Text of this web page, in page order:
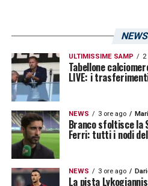
NEWS
ULTIMISSIME SAMP 2
Tabellone
LIVE: i
NEWS 3 ore ago
Branco sfoltisce la
Ferri: tutti i nodi
NEWS 3 ore ago
La pista